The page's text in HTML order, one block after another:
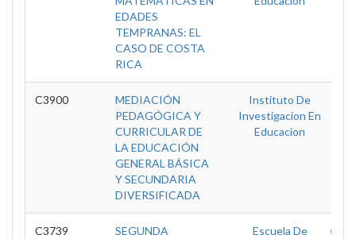
EDADES
TEMPRANAS: EL
CASO DE COSTA
RICA
C3900
MEDIACIÓN
PEDAGÓGICA Y
CURRICULAR DE
LA EDUCACIÓN
GENERAL BÁSICA
Y SECUNDARIA
DIVERSIFICADA
Instituto De
Investigacion En
Educacion
C3739
SEGUNDA
Escuela De